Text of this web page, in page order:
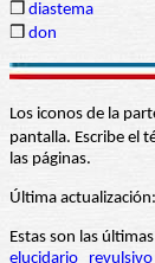
❒ diastema
❒ don
Los iconos de la
pantalla. Escribe el
las páginas.
Última
Estas son las
elucidario
revulsivo